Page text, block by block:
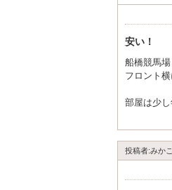
フロント
部屋は綺麗
いい滞在
安い！
船橋競馬
フロント
部屋は少
朝食無料
投稿者:みか